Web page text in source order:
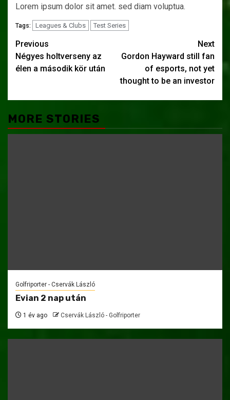
Lorem ipsum dolor sit amet. sed diam voluptua.
Tags: Leagues & Clubs Test Series
Post
navigation
Previous
Négyes holtverseny az
élen a második kör után
Next
Gordon Hayward still fan
of esports, not yet
thought to be an investor
MORE STORIES
Golfriporter - Cservák László
Evian 2 nap után
1 év ago Cservák László - Golfriporter